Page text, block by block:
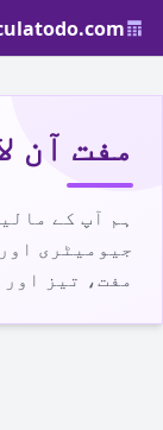
مفت آن
ہم آپ کے
جیومیٹری
مفت، تیز اور